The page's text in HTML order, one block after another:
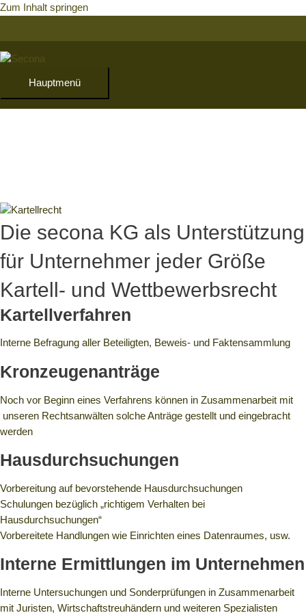
Zum Inhalt springen
Hauptmenü
Die secona KG als Unterstützung
für Unternehmer jeder Größe
Kartell- und Wettbewerbsrecht
Kartellverfahren
Interne Befragung aller Beteiligten, Beweis- und Faktensammlung
Kronzeugenanträge
Noch vor Beginn eines Verfahrens können in Zusammenarbeit mit
unseren Rechtsanwälten solche Anträge gestellt und eingebracht
werden
Hausdurchsuchungen
Vorbereitung auf bevorstehende Hausdurchsuchungen
Schulungen bezüglich „richtigem Verhalten bei
Hausdurchsuchungen“
Vorbereitete Handlungen wie Einrichten eines Datenraumes, usw.
Interne Ermittlungen im Unternehmen
Interne Untersuchungen und Sonderprüfungen in Zusammenarbeit
mit Juristen, Wirtschaftstreuhändern und weiteren Spezialisten